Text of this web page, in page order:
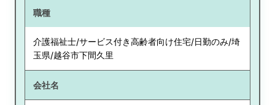
職種
介護福祉士/サービス付き高齢者向け住宅/日勤のみ/埼
玉県/越谷市下間久里
会社名